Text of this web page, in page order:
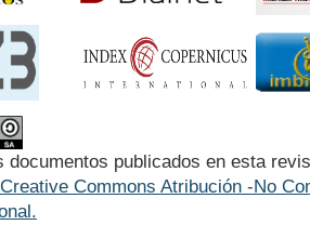
documentos publicados en esta
Commons Atribución -No